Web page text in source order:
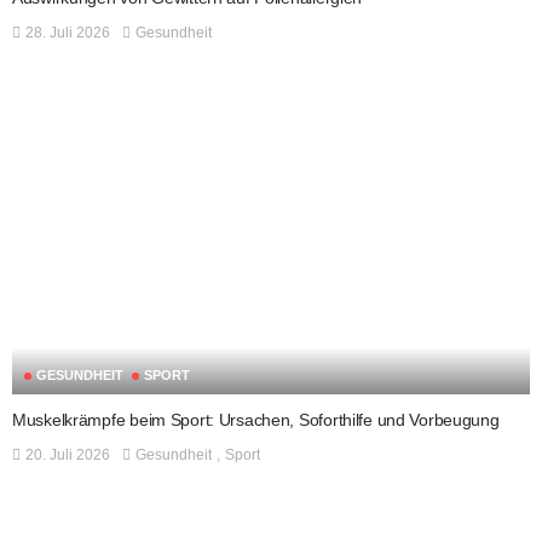
28. Juli 2026 Gesundheit
GESUNDHEIT SPORT
Muskelkrämpfe beim Sport: Ursachen, Soforthilfe und Vorbeugung
20. Juli 2026 Gesundheit Sport